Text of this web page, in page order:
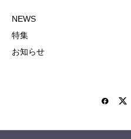
NEWS
特集
お知らせ